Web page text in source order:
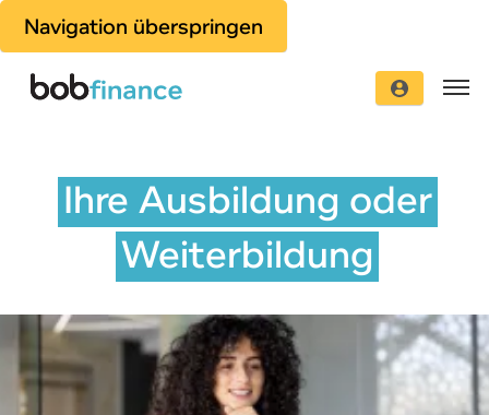
Navigation überspringen
Ihre Ausbildung oder
Weiterbildung